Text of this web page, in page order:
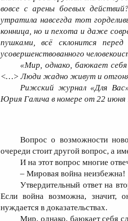
вовсе с арены боевых
утратила навсегда тот
конница, но и пехота и даже
пушками, всё склонится
усовершенствованного
«Мир, однако, баюкает
<…> Люди жадно живут и
Рижский журнал «Для
Юрия Галича в номере от 22 июня
Вопрос о возможности
очереди стоит другой вопрос, а
И на этот вопрос многие
– Мировая война неизбежна!
Утвердительный ответ на
Если война возможна, значит,
нуждается в доказательствах.
Мир, однако, баюкает себя